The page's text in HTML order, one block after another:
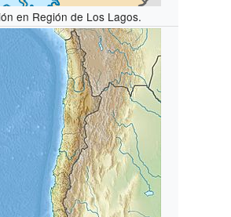
en Región de Los Lagos.